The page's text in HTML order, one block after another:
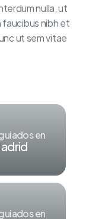
nulla, ut
nibh et
ut sem vitae
en
en